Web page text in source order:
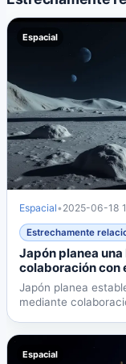
Espacial
Espacial• 2025-06-18
Estrechamente
Japón planea
colaboración con
Japón planea
mediante
Espacial